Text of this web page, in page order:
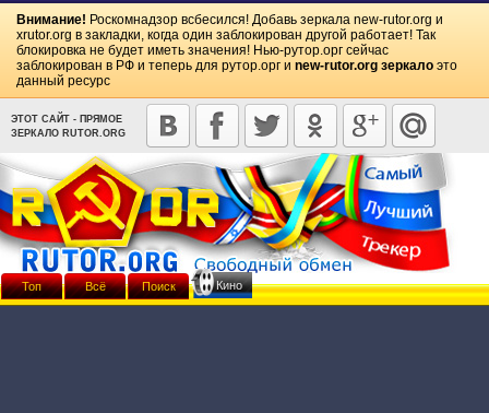
Внимание! Роскомнадзор всбесился! Добавь зеркала new-rutor.org и
xrutor.org в закладки, когда один заблокирован другой работает! Так
блокировка не будет иметь значения! Нью-рутор.орг сейчас
заблокирован в РФ и теперь для рутор.орг и new-rutor.org зеркало это
данный ресурс
ЭТОТ САЙТ - ПРЯМОЕ
ЗЕРКАЛО RUTOR.ORG